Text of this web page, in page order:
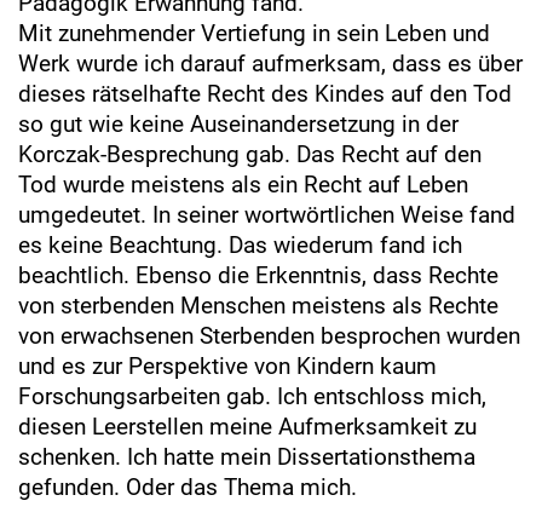
Mit zunehmender Vertiefung in sein Leben und
Werk wurde ich darauf aufmerksam, dass es über
dieses rätselhafte Recht des Kindes auf den Tod
so gut wie keine Auseinandersetzung in der
Korczak-Besprechung gab. Das Recht auf den
Tod wurde meistens als ein Recht auf Leben
umgedeutet. In seiner wortwörtlichen Weise fand
es keine Beachtung. Das wiederum fand ich
beachtlich. Ebenso die Erkenntnis, dass Rechte
von sterbenden Menschen meistens als Rechte
von erwachsenen Sterbenden besprochen wurden
und es zur Perspektive von Kindern kaum
Forschungsarbeiten gab. Ich entschloss mich,
diesen Leerstellen meine Aufmerksamkeit zu
schenken. Ich hatte mein Dissertationsthema
gefunden. Oder das Thema mich.